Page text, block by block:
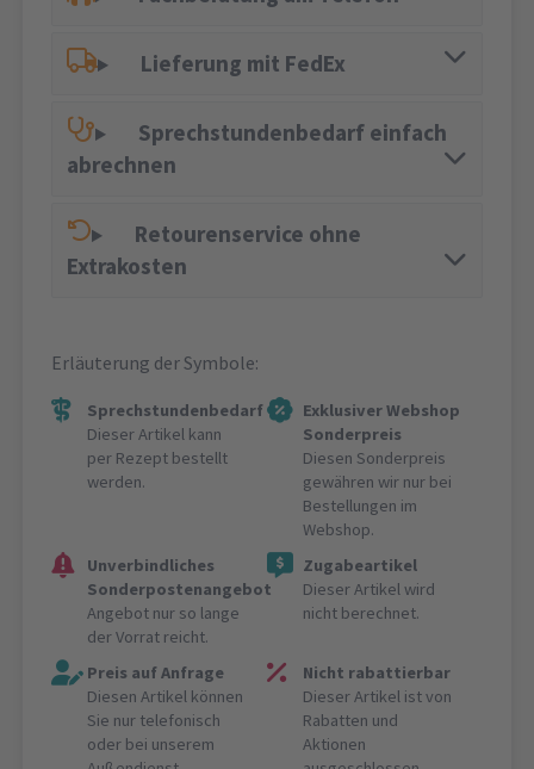
Lieferung mit FedEx
Sprechstundenbedarf einfach
abrechnen
Retourenservice ohne
Extrakosten
Erläuterung der Symbole:
Sprechstundenbedarf
Dieser Artikel kann
per Rezept bestellt
werden.
Exklusiver Webshop
Sonderpreis
Diesen Sonderpreis
gewähren wir nur bei
Bestellungen im
Webshop.
Unverbindliches
Sonderpostenangebot
Angebot nur so lange
der Vorrat reicht.
Zugabeartikel
Dieser Artikel wird
nicht berechnet.
Preis auf Anfrage
Diesen Artikel können
Sie nur telefonisch
oder bei unserem
Nicht rabattierbar
Dieser Artikel ist von
Rabatten und
Aktionen